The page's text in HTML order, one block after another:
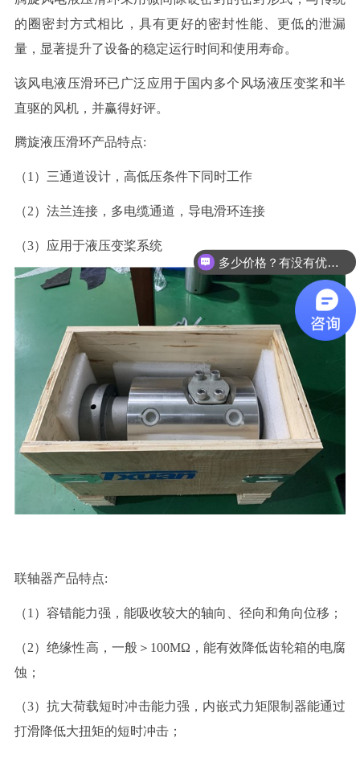
的圈密封方式相比，具有更好的密封性能、更低的泄漏
量，显著提升了设备的稳定运行时间和使用寿命。
该风电液压滑环已广泛应用于国内多个风场液压变桨和半
直驱的风机，并赢得好评。
腾旋液压滑环产品特点:
（1）三通道设计，高低压条件下同时工作
（2）法兰连接，多电缆通道，导电滑环连接
（3）应用于液压变桨系统
联轴器产品特点:
（1）容错能力强，能吸收较大的轴向、径向和角向位移；
（2）绝缘性高，一般＞100MΩ，能有效降低齿轮箱的电腐
蚀；
（3）抗大荷载短时冲击能力强，内嵌式力矩限制器能通过
打滑降低大扭矩的短时冲击；
多少价格？有没有优惠？